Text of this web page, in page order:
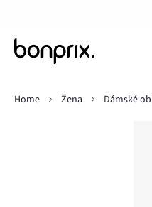
Home
Žena Dámské